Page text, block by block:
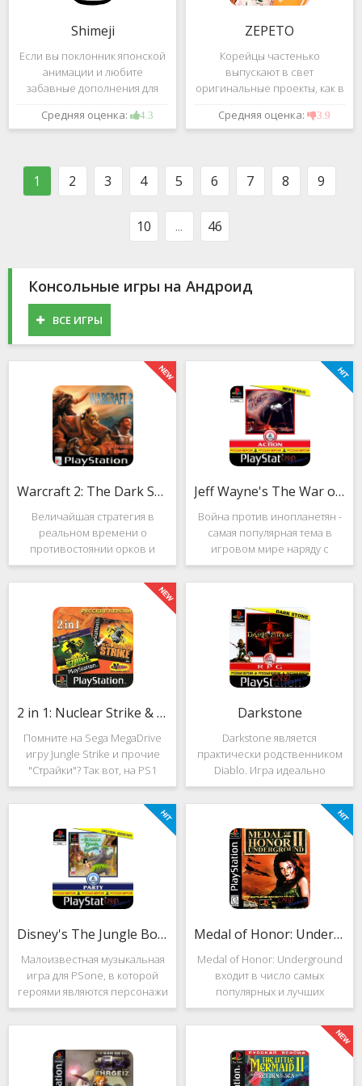
Shimeji
Если вы поклонник японской
анимации и любите
забавные дополнения для
своего смартфона, обратите
внимание на Shimeji -
устройства милыми
персонажами в
Средняя оценка: 4.3
ZEPETO
Корейцы частенько
выпускают в свет
оригинальные проекты, как в
сфере игр, так и приложений.
Так, ZEPETO стремительно
Южной Кореи, не смотря на
Средняя оценка: 3.9
1 2 3 4 5 6 7 8 9
10 ... 46
Консольные игры на Андроид
ВСЕ ИГРЫ
Warcraft 2: The Dark Saga
Величайшая стратегия в
реальном времени о
противостоянии орков и
людей. Warcraft 2: The Dark
Saga рассказывает
классическую историю, в
которой идёт битва за
королевство Азерот в мире
Средневековья с
Jeff Wayne's The War of the Worlds
Война против инопланетян -
самая популярная тема в
игровом мире наряду с
войнами против
террористов и зомби. Здесь
народы объединяются в
борьбе с врагом, Земля
рушится, но
2 in 1: Nuclear Strike & Soviet Strike
Помните на Sega MegaDrive
игру Jungle Strike и прочие
"Страйки"? Так вот, на PS1
данная серия продолжила
своё существование. Вышло
ещё 2 "Страйка", где мы всё
так же управляем вертолётом
и уничтожаем
Darkstone
Darkstone является
практически родственником
Diablo. Игра идеально
подойдёт для тех, кто ищет
альтернативу последнему.
Несмотря на то, что эти 2
игры создавались разными
людьми, Darkstone имеет
общие
Disney's The Jungle Book: Groove Party
Малоизвестная музыкальная
игра для PSone, в которой
героями являются персонажи
"Книги джунглей". Это не
платформер и не Action.
оригинален. Перед стартом
вы будете выбирать песню.
Medal of Honor: Underground
Medal of Honor: Underground
входит в число самых
популярных и лучших
шутеров от первого лица для
Sony Playstation. Эта игра
посвящена Второй мировой
войне. Вы будете играть за
девушку Менон. Являясь